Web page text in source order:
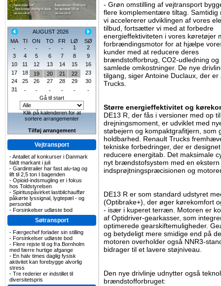
AUGUST 2026
MA
TI ON TO FR LØ
SØ
-
- - - - 1
2
3
4 5 6 7 8
9
10
11 12 13 14 15
16
17
18 19 20 21 22
23
24
25 26 27 28 29
30
31
- - - - -
-
Gå til start
Klik på kalenderen for at
sortere arrangementer
Tilføj arrangement
Vejtransport
-Antallet af konkurser i Danmark
faldt markant i juli
- Gardintrailer har fast alu-tag og
lift til 2,5 ton I bagenden
- Opioid-indsmugling er i fokus
hos Toldstyrelsen
- Spirituspåvirket lastbilchauffør
påkørte lyssignal, lygtepæl - og
personbil
- Forsinkelser udløste bod
Søtransport
- Færgechef forlader sin stilling
- Forsinkelser udløste bod
- Flere rejste til og fra Bornholm
med færre hurtige afgange
- En halv times daglig fysisk
aktivitet kan forebygge alvorlig
stress
- Tre rederier er indstillet til
diversitetspris
- Grøn omstilling af vejtransport
flere komplementære tiltag. Samtidig
vi accelererer udviklingen af vores
tilbud, fortsætter vi med at forbedre
energieffektiviteten i vores køretøjer
forbrændingsmotor for at hjælpe
kunder med at reducere deres
brændstofforbrug, CO2-udledning og
samlede omkostninger. De nye
tilgang, siger Antoine Duclaux, der
Trucks.
Større energieffektivitet og
DE13 R, der fås i versioner med op
drejningsmoment, er udviklet med
støbejern og kompaktgrafitjern, som
holdbarhed. Renault Trucks
tekniske forbedringer, der er
reducere energitab. Det maksimale
nyt brændstofsystem med en
indsprøjtningspræcisionen og
DE13 R er som standard udstyret
(Optibrake+), der øger kørekomfort
- især i kuperet terræn. Motoren er
af Optidriver-gearkasser, som
optimerede gearskiftemuligheder.
og betydeligt mere smidige end på
motoren overholder også NNR3-
bidrager til et lavere støjniveau.
Den nye drivlinje udnytter også
brændstofforbruget: